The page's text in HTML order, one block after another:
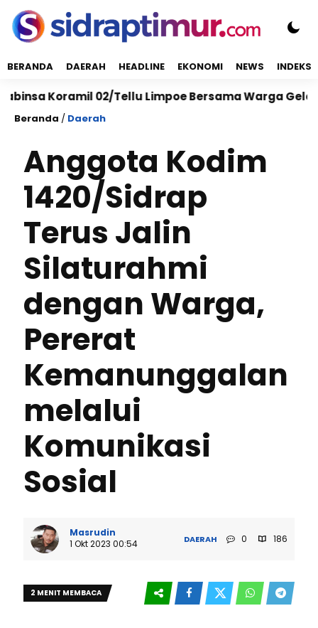
BERANDA DAERAH HEADLINE EKONOMI NEWS INDEKS
Koramil 02/Tellu Limpoe Bersama Warga Gelar
Beranda / Daerah
Anggota Kodim
1420/Sidrap
Terus Jalin
Silaturahmi
dengan Warga,
Pererat
Kemanunggalan
melalui
Komunikasi
Sosial
Masrudin
1 Okt 2023 00:54
DAERAH 0 186
2 MENIT MEMBACA